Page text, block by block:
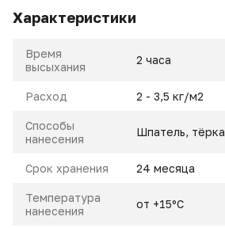
Характеристики
Время
высыхания
2 часа
Расход 2 - 3,5 кг/м2
Способы
нанесения
Шпатель, тёрка
Срок хранения 24 месяца
Температура
нанесения
от +15ºС